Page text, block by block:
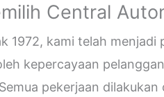
Central
1972, kami telah
kepercayaan
pekerjaan